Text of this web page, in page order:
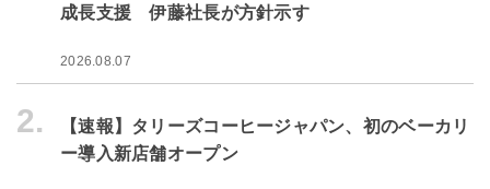
成長支援 伊藤社長が方針示す
2026.08.07
2.
【速報】タリーズコーヒージャパン、初のベーカリ
ー導入新店舗オープン